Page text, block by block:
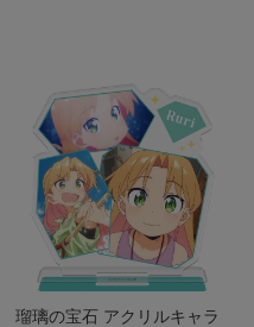
瑠璃の宝石 アクリルキャラ